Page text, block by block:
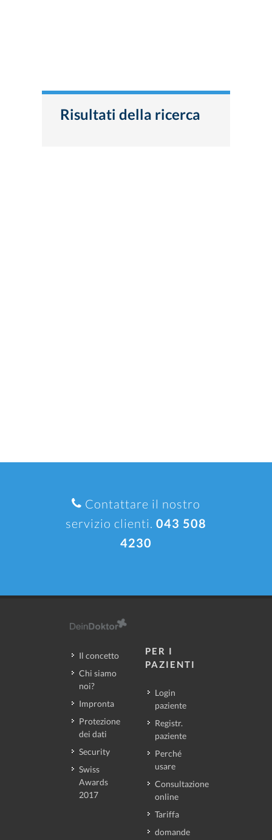
Risultati della ricerca
Contattare il nostro
servizio clienti. 043 508
4230
Il concetto
Chi siamo
noi?
Impronta
Protezione
dei dati
Security
Swiss
Awards
2017
PER I
PAZIENTI
Login
paziente
Registr.
paziente
Perché
usare
Consultazione
online
Tariffa
domande